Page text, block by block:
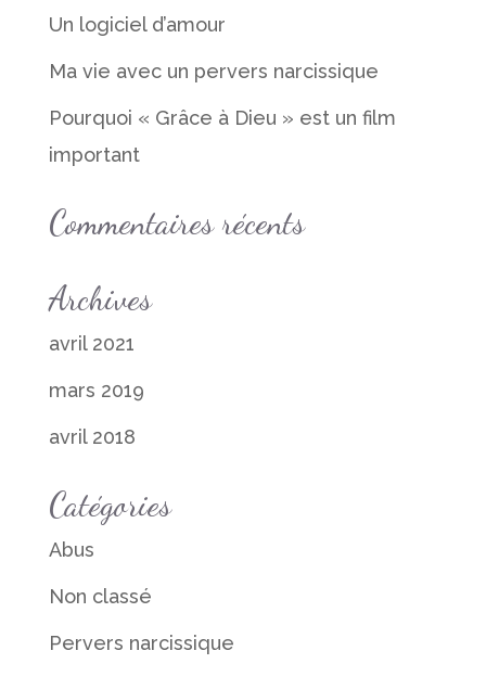
Un logiciel d’amour
Ma vie avec un pervers narcissique
Pourquoi « Grâce à Dieu » est un film
important
Commentaires récents
Archives
avril 2021
mars 2019
avril 2018
Catégories
Abus
Non classé
Pervers narcissique